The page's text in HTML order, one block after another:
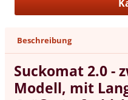
Beschreibung
Suckomat 2.0 -
Modell, mit